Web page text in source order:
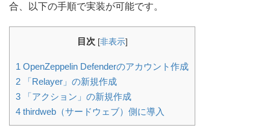
合、以下の手順で実装が可能です。
目次 [非表示]
1 OpenZeppelin Defenderのアカウント作成
2 「Relayer」の新規作成
3 「アクション」の新規作成
4 thirdweb（サードウェブ）側に導入